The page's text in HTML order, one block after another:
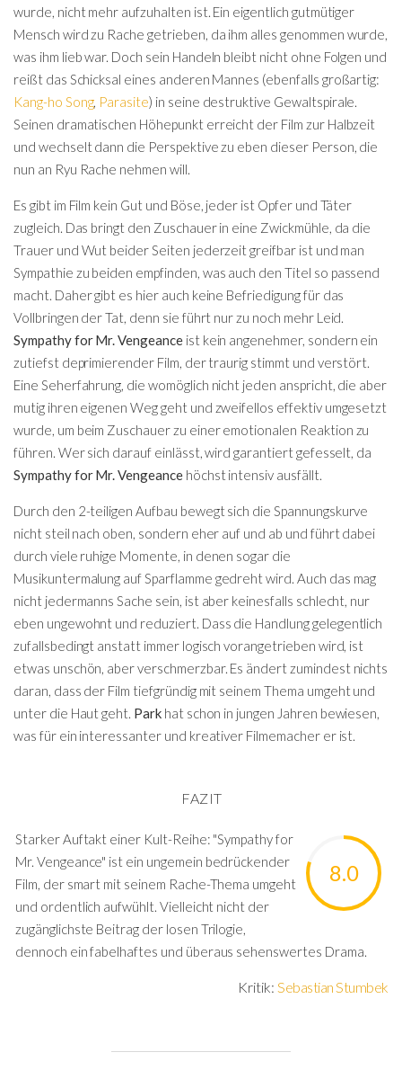
wurde, nicht mehr aufzuhalten ist. Ein eigentlich gutmütiger
Mensch wird zu Rache getrieben, da ihm alles genommen wurde,
was ihm lieb war. Doch sein Handeln bleibt nicht ohne Folgen und
reißt das Schicksal eines anderen Mannes (ebenfalls großartig:
Kang-ho Song, Parasite) in seine destruktive Gewaltspirale.
Seinen dramatischen Höhepunkt erreicht der Film zur Halbzeit
und wechselt dann die Perspektive zu eben dieser Person, die
nun an Ryu Rache nehmen will.
Es gibt im Film kein Gut und Böse, jeder ist Opfer und Täter
zugleich. Das bringt den Zuschauer in eine Zwickmühle, da die
Trauer und Wut beider Seiten jederzeit greifbar ist und man
Sympathie zu beiden empfinden, was auch den Titel so passend
macht. Daher gibt es hier auch keine Befriedigung für das
Vollbringen der Tat, denn sie führt nur zu noch mehr Leid.
Sympathy for Mr. Vengeanceist kein angenehmer, sondern ein
zutiefst deprimierender Film, der traurig stimmt und verstört.
Eine Seherfahrung, die womöglich nicht jeden anspricht, die aber
mutig ihren eigenen Weg geht und zweifellos effektiv umgesetzt
wurde, um beim Zuschauer zu einer emotionalen Reaktion zu
führen. Wer sich darauf einlässt, wird garantiert gefesselt, da
Sympathy for Mr. Vengeancehöchst intensiv ausfällt.
Durch den 2-teiligen Aufbau bewegt sich die Spannungskurve
nicht steil nach oben, sondern eher auf und ab und führt dabei
durch viele ruhige Momente, in denen sogar die
Musikuntermalung auf Sparflamme gedreht wird. Auch das mag
nicht jedermanns Sache sein, ist aber keinesfalls schlecht, nur
eben ungewohnt und reduziert. Dass die Handlung gelegentlich
zufallsbedingt anstatt immer logisch vorangetrieben wird, ist
etwas unschön, aber verschmerzbar. Es ändert zumindest nichts
daran, dass der Film tiefgründig mit seinem Thema umgeht und
unter die Haut geht. Park hat schon in jungen Jahren bewiesen,
was für ein interessanter und kreativer Filmemacher er ist.
FAZIT
8.0
Starker Auftakt einer Kult-Reihe: "Sympathy for
Mr. Vengeance" ist ein ungemein bedrückender
Film, der smart mit seinem Rache-Thema umgeht
und ordentlich aufwühlt. Vielleicht nicht der
zugänglichste Beitrag der losen Trilogie,
dennoch ein fabelhaftes und überaus sehenswertes Drama.
Kritik:Sebastian Stumbek